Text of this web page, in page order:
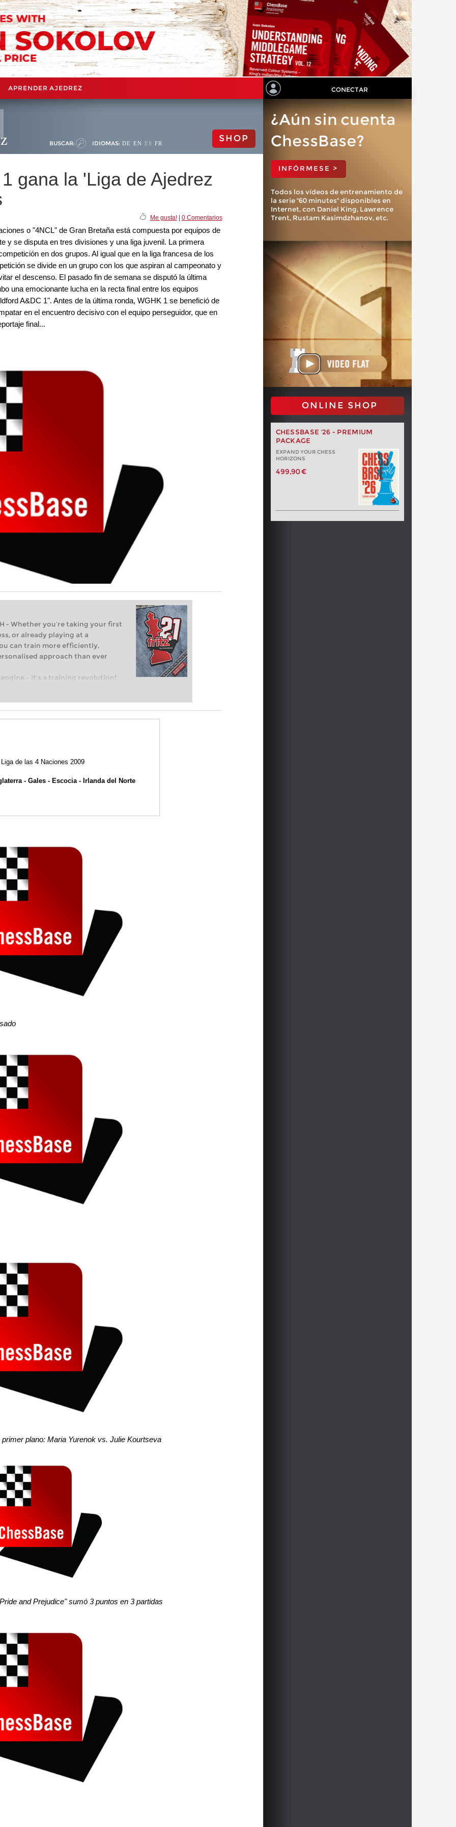
APRENDER AJEDREZ CONECTAR
BUSCAR: IDIOMAS: DE EN ES FR SHOP
gana la 'Liga de Ajedrez
Me gusta!| 0 Comentarios
o "4NCL" de Gran Bretaña está compuesta por equipos de
y se disputa en tres divisiones y una liga juvenil. La primera
en dos grupos. Al igual que en la liga francesa de los
se divide en un grupo con los que aspiran al campeonato y
el descenso. El pasado fin de semana se disputó la última
una emocionante lucha en la recta final entre los equipos
A&DC 1". Antes de la última ronda, WGHK 1 se benefició de
en el encuentro decisivo con el equipo perseguidor, que en
final...
- Whether you’re taking your first
or already playing at a
can train more efficiently,
approach than ever
– it’s a training revolution!
into the world of club chess,
with a more personalised
¿Aún sin cuenta
ChessBase?
INFÓRMESE >
Todos los vídeos de entrenamiento de
la serie "60 minutes" disponibles en
Internet, con Daniel King, Lawrence
Trent, Rustam Kasimdzhanov, etc.
ONLINE SHOP
CHESSBASE '26 - PREMIUM
PACKAGE
EXPAND YOUR CHESS
HORIZONS
499,90 €
Liga de las 4 Naciones 2009
- Gales - Escocia - Irlanda del Norte
plano: Maria Yurenok vs. Julie Kourtseva
and Prejudice" sumó 3 puntos en 3 partidas